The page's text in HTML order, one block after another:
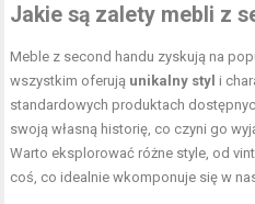
Jakie są zalety mebli z
Meble z second handu zyskują na
wszystkim oferują unikalny styl i
standardowych produktach
swoją własną historię, co czyni go
Warto eksplorować różne style, od
coś, co idealnie wkomponuje się w